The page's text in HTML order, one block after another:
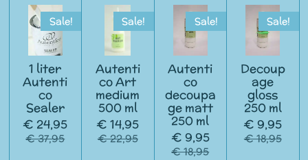
Sale!
1 liter
Autenti
co
Sealer
€ 24,95
€ 37,95
Sale!
Autenti
co Art
medium
500 ml
€ 14,95
€ 22,95
Sale!
Autenti
co
decoupa
ge matt
250 ml
€ 9,95
€ 18,95
Sale!
Decoup
age
gloss
250 ml
€ 9,95
€ 18,95